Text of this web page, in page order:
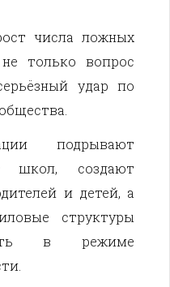
числа ложных
только вопрос
удар по
подрывают
школ, создают
и детей, а
структуры
в режиме